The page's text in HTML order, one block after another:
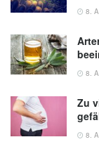
8.
8.
Zu
8.